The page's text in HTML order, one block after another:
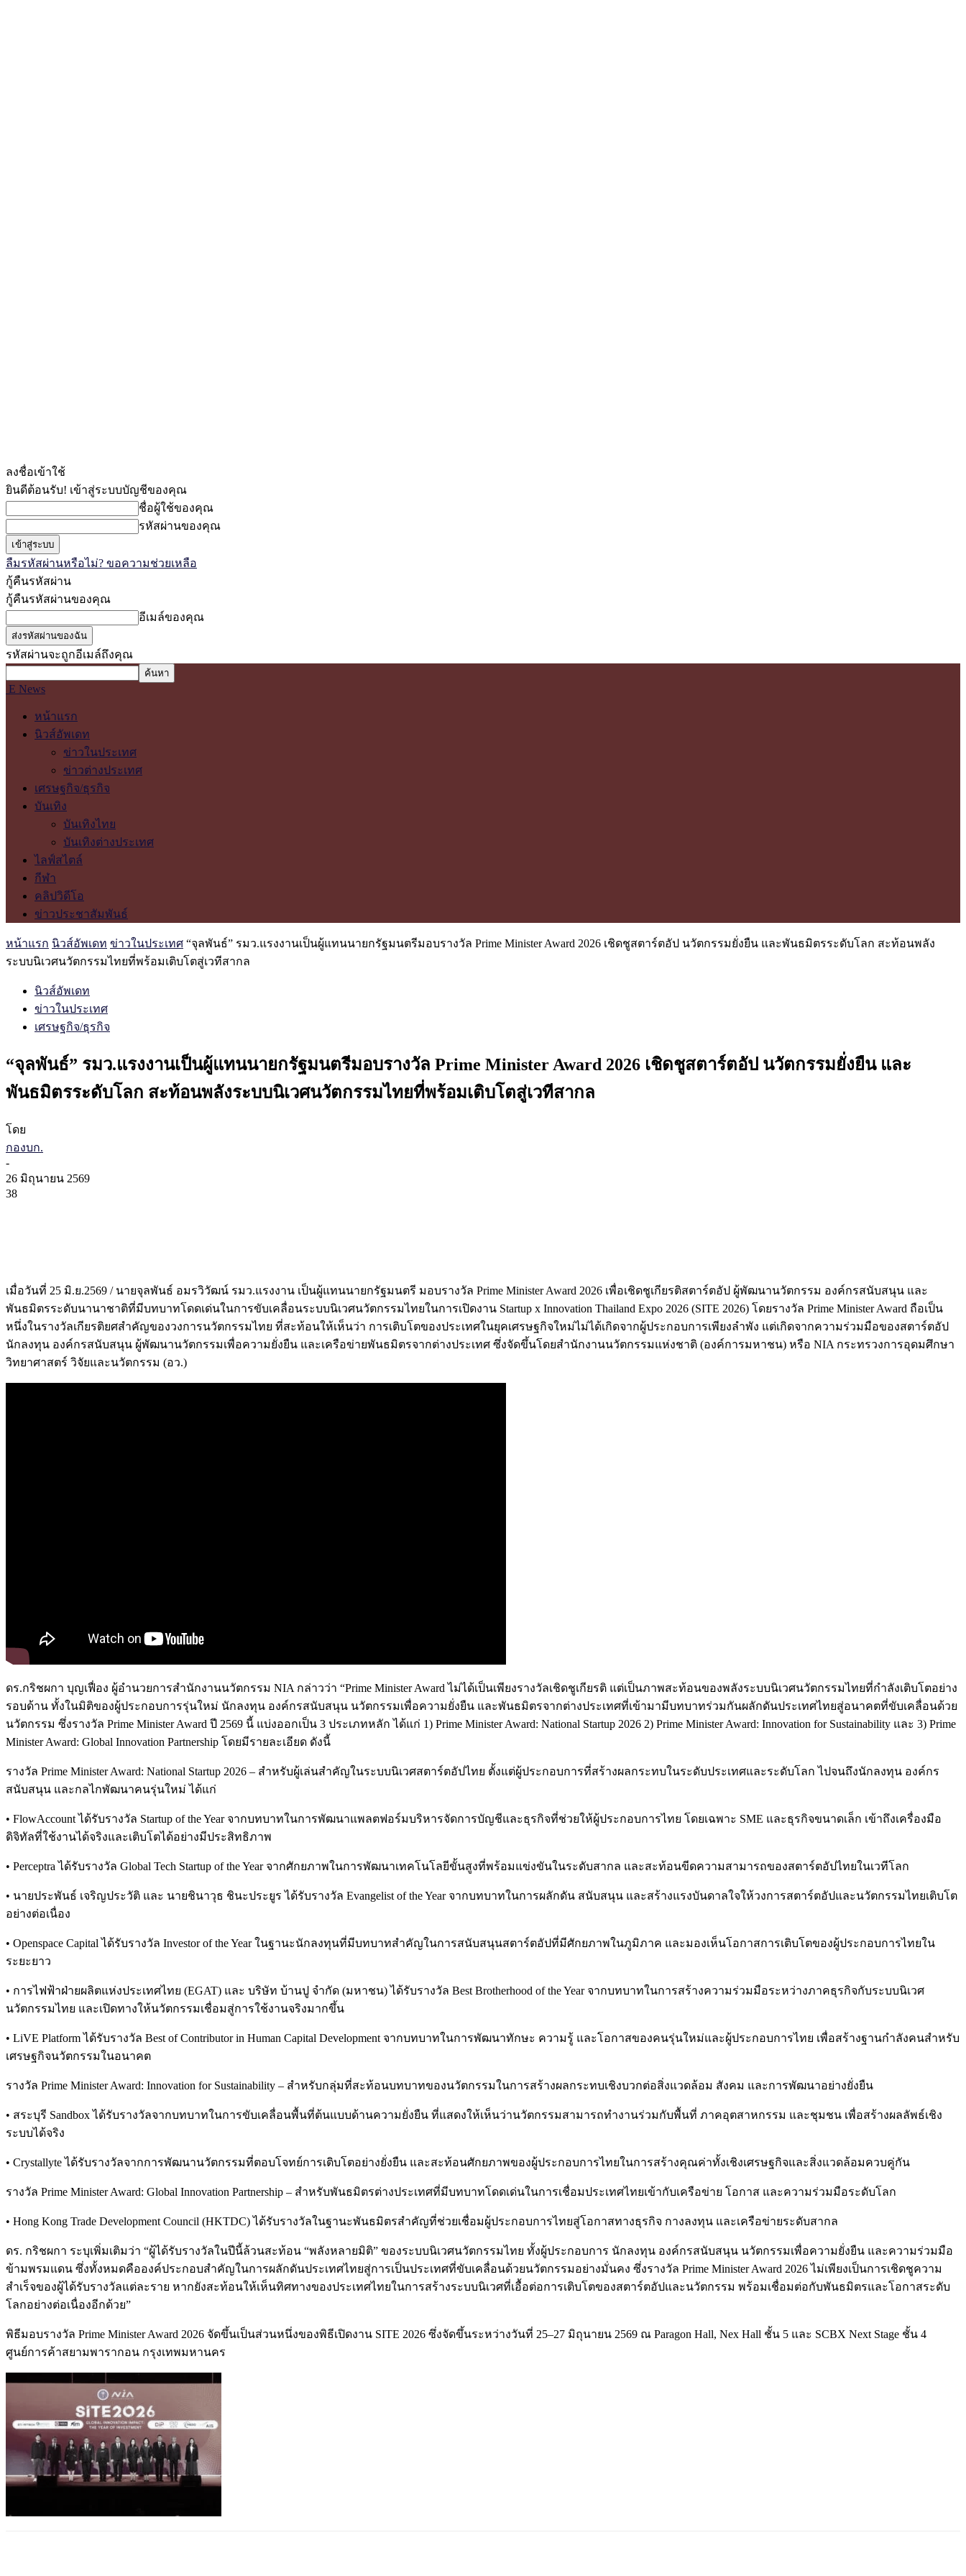
ลงชื่อเข้าใช้
ยินดีต้อนรับ! เข้าสู่ระบบบัญชีของคุณ
ชื่อผู้ใช้ของคุณ
รหัสผ่านของคุณ
ลืมรหัสผ่านหรือไม่? ขอความช่วยเหลือ
กู้คืนรหัสผ่าน
กู้คืนรหัสผ่านของคุณ
อีเมล์ของคุณ
รหัสผ่านจะถูกอีเมล์ถึงคุณ
E News
หน้าแรก
นิวส์อัพเดท
ข่าวในประเทศ
ข่าวต่างประเทศ
เศรษฐกิจ/ธุรกิจ
บันเทิง
บันเทิงไทย
บันเทิงต่างประเทศ
ไลฟ์สไตล์
กีฬา
คลิปวิดีโอ
ข่าวประชาสัมพันธ์
หน้าแรก นิวส์อัพเดท ข่าวในประเทศ “จุลพันธ์” รมว.แรงงานเป็นผู้แทนนายกรัฐมนตรีมอบรางวัล Prime Minister Award 2026 เชิดชูสตาร์ตอัป นวัตกรรมยั่งยืน และพันธมิตรระดับโลก สะท้อนพลัง
ระบบนิเวศนวัตกรรมไทยที่พร้อมเติบโตสู่เวทีสากล
นิวส์อัพเดท
ข่าวในประเทศ
เศรษฐกิจ/ธุรกิจ
“จุลพันธ์” รมว.แรงงานเป็นผู้แทนนายกรัฐมนตรีมอบรางวัล Prime Minister Award 2026 เชิดชูสตาร์ตอัป นวัตกรรมยั่งยืน และ
พันธมิตรระดับโลก สะท้อนพลังระบบนิเวศนวัตกรรมไทยที่พร้อมเติบโตสู่เวทีสากล
โดย
กองบก.
-
26 มิถุนายน 2569
38
เมื่อวันที่ 25 มิ.ย.2569 / นายจุลพันธ์ อมรวิวัฒน์ รมว.แรงงาน เป็นผู้แทนนายกรัฐมนตรี มอบรางวัล Prime Minister Award 2026 เพื่อเชิดชูเกียรติสตาร์ตอัป ผู้พัฒนานวัตกรรม องค์กรสนับสนุน และ
พันธมิตรระดับนานาชาติที่มีบทบาทโดดเด่นในการขับเคลื่อนระบบนิเวศนวัตกรรมไทยในการเปิดงาน Startup x Innovation Thailand Expo 2026 (SITE 2026) โดยรางวัล Prime Minister Award ถือเป็น
หนึ่งในรางวัลเกียรติยศสำคัญของวงการนวัตกรรมไทย ที่สะท้อนให้เห็นว่า การเติบโตของประเทศในยุคเศรษฐกิจใหม่ไม่ได้เกิดจากผู้ประกอบการเพียงลำพัง แต่เกิดจากความร่วมมือของสตาร์ตอัป
นักลงทุน องค์กรสนับสนุน ผู้พัฒนานวัตกรรมเพื่อความยั่งยืน และเครือข่ายพันธมิตรจากต่างประเทศ ซึ่งจัดขึ้นโดยสำนักงานนวัตกรรมแห่งชาติ (องค์การมหาชน) หรือ NIA กระทรวงการอุดมศึกษา
วิทยาศาสตร์ วิจัยและนวัตกรรม (อว.)
ดร.กริชผกา บุญเฟื่อง ผู้อำนวยการสำนักงานนวัตกรรม NIA กล่าวว่า “Prime Minister Award ไม่ได้เป็นเพียงรางวัลเชิดชูเกียรติ แต่เป็นภาพสะท้อนของพลังระบบนิเวศนวัตกรรมไทยที่กำลังเติบโตอย่าง
รอบด้าน ทั้งในมิติของผู้ประกอบการรุ่นใหม่ นักลงทุน องค์กรสนับสนุน นวัตกรรมเพื่อความยั่งยืน และพันธมิตรจากต่างประเทศที่เข้ามามีบทบาทร่วมกันผลักดันประเทศไทยสู่อนาคตที่ขับเคลื่อนด้วย
นวัตกรรม ซึ่งรางวัล Prime Minister Award ปี 2569 นี้ แบ่งออกเป็น 3 ประเภทหลัก ได้แก่ 1) Prime Minister Award: National Startup 2026 2) Prime Minister Award: Innovation for Sustainability และ 3) Prime
Minister Award: Global Innovation Partnership โดยมีรายละเอียด ดังนี้
รางวัล Prime Minister Award: National Startup 2026 – สำหรับผู้เล่นสำคัญในระบบนิเวศสตาร์ตอัปไทย ตั้งแต่ผู้ประกอบการที่สร้างผลกระทบในระดับประเทศและระดับโลก ไปจนถึงนักลงทุน องค์กร
สนับสนุน และกลไกพัฒนาคนรุ่นใหม่ ได้แก่
• FlowAccount ได้รับรางวัล Startup of the Year จากบทบาทในการพัฒนาแพลตฟอร์มบริหารจัดการบัญชีและธุรกิจที่ช่วยให้ผู้ประกอบการไทย โดยเฉพาะ SME และธุรกิจขนาดเล็ก เข้าถึงเครื่องมือ
ดิจิทัลที่ใช้งานได้จริงและเติบโตได้อย่างมีประสิทธิภาพ
• Perceptra ได้รับรางวัล Global Tech Startup of the Year จากศักยภาพในการพัฒนาเทคโนโลยีขั้นสูงที่พร้อมแข่งขันในระดับสากล และสะท้อนขีดความสามารถของสตาร์ตอัปไทยในเวทีโลก
• นายประพันธ์ เจริญประวัติ และ นายชินาวุธ ชินะประยูร ได้รับรางวัล Evangelist of the Year จากบทบาทในการผลักดัน สนับสนุน และสร้างแรงบันดาลใจให้วงการสตาร์ตอัปและนวัตกรรมไทยเติบโต
อย่างต่อเนื่อง
• Openspace Capital ได้รับรางวัล Investor of the Year ในฐานะนักลงทุนที่มีบทบาทสำคัญในการสนับสนุนสตาร์ตอัปที่มีศักยภาพในภูมิภาค และมองเห็นโอกาสการเติบโตของผู้ประกอบการไทยใน
ระยะยาว
• การไฟฟ้าฝ่ายผลิตแห่งประเทศไทย (EGAT) และ บริษัท บ้านปู จำกัด (มหาชน) ได้รับรางวัล Best Brotherhood of the Year จากบทบาทในการสร้างความร่วมมือระหว่างภาคธุรกิจกับระบบนิเวศ
นวัตกรรมไทย และเปิดทางให้นวัตกรรมเชื่อมสู่การใช้งานจริงมากขึ้น
• LiVE Platform ได้รับรางวัล Best of Contributor in Human Capital Development จากบทบาทในการพัฒนาทักษะ ความรู้ และโอกาสของคนรุ่นใหม่และผู้ประกอบการไทย เพื่อสร้างฐานกำลังคนสำหรับ
เศรษฐกิจนวัตกรรมในอนาคต
รางวัล Prime Minister Award: Innovation for Sustainability – สำหรับกลุ่มที่สะท้อนบทบาทของนวัตกรรมในการสร้างผลกระทบเชิงบวกต่อสิ่งแวดล้อม สังคม และการพัฒนาอย่างยั่งยืน
• สระบุรี Sandbox ได้รับรางวัลจากบทบาทในการขับเคลื่อนพื้นที่ต้นแบบด้านความยั่งยืน ที่แสดงให้เห็นว่านวัตกรรมสามารถทำงานร่วมกับพื้นที่ ภาคอุตสาหกรรม และชุมชน เพื่อสร้างผลลัพธ์เชิง
ระบบได้จริง
• Crystallyte ได้รับรางวัลจากการพัฒนานวัตกรรมที่ตอบโจทย์การเติบโตอย่างยั่งยืน และสะท้อนศักยภาพของผู้ประกอบการไทยในการสร้างคุณค่าทั้งเชิงเศรษฐกิจและสิ่งแวดล้อมควบคู่กัน
รางวัล Prime Minister Award: Global Innovation Partnership – สำหรับพันธมิตรต่างประเทศที่มีบทบาทโดดเด่นในการเชื่อมประเทศไทยเข้ากับเครือข่าย โอกาส และความร่วมมือระดับโลก
• Hong Kong Trade Development Council (HKTDC) ได้รับรางวัลในฐานะพันธมิตรสำคัญที่ช่วยเชื่อมผู้ประกอบการไทยสู่โอกาสทางธุรกิจ กางลงทุน และเครือข่ายระดับสากล
ดร. กริชผกา ระบุเพิ่มเติมว่า “ผู้ได้รับรางวัลในปีนี้ล้วนสะท้อน “พลังหลายมิติ” ของระบบนิเวศนวัตกรรมไทย ทั้งผู้ประกอบการ นักลงทุน องค์กรสนับสนุน นวัตกรรมเพื่อความยั่งยืน และความร่วมมือ
ข้ามพรมแดน ซึ่งทั้งหมดคือองค์ประกอบสำคัญในการผลักดันประเทศไทยสู่การเป็นประเทศที่ขับเคลื่อนด้วยนวัตกรรมอย่างมั่นคง ซึ่งรางวัล Prime Minister Award 2026 ไม่เพียงเป็นการเชิดชูความ
สำเร็จของผู้ได้รับรางวัลแต่ละราย หากยังสะท้อนให้เห็นทิศทางของประเทศไทยในการสร้างระบบนิเวศที่เอื้อต่อการเติบโตของสตาร์ตอัปและนวัตกรรม พร้อมเชื่อมต่อกับพันธมิตรและโอกาสระดับ
โลกอย่างต่อเนื่องอีกด้วย”
พิธีมอบรางวัล Prime Minister Award 2026 จัดขึ้นเป็นส่วนหนึ่งของพิธีเปิดงาน SITE 2026 ซึ่งจัดขึ้นระหว่างวันที่ 25–27 มิถุนายน 2569 ณ Paragon Hall, Nex Hall ชั้น 5 และ SCBX Next Stage ชั้น 4
ศูนย์การค้าสยามพารากอน กรุงเทพมหานคร